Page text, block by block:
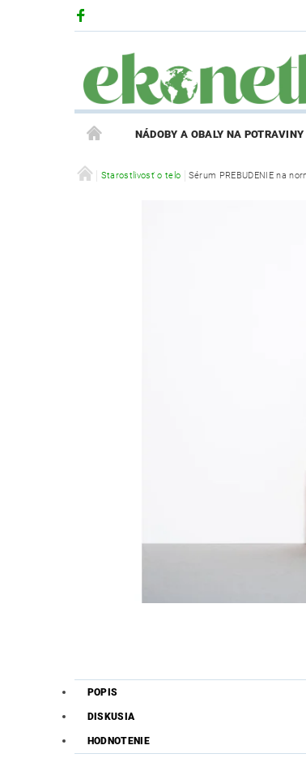
NÁDOBY A OBALY NA POTRAVINY
PRODUKTY V ZĽAVE PRÍBEH
Starostlivosť o telo Sérum PREBUDENIE na
POPIS
DISKUSIA
HODNOTENIE